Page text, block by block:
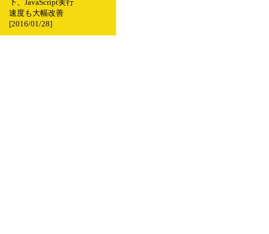
下、JavaScript実行
速度も大幅改善
[2016/01/28]